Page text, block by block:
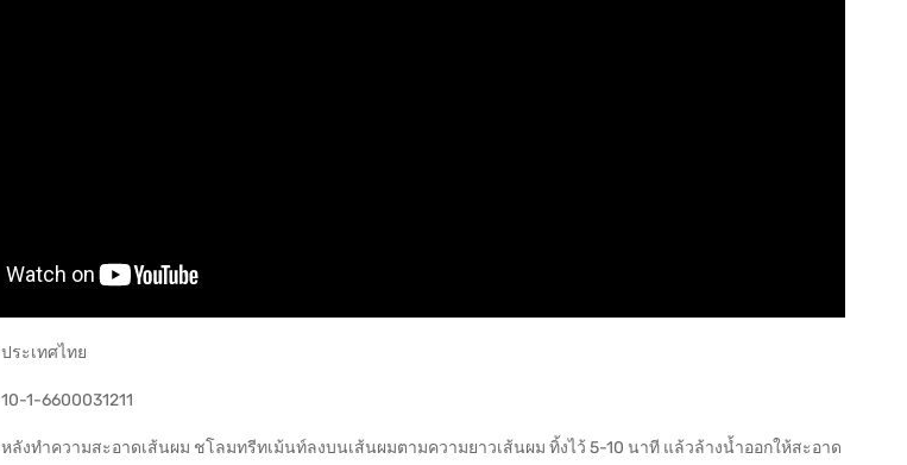
ประเทศไทย
10-1-6600031211
หลังทำความสะอาดเส้นผม ชโลมทรีทเม้นท์ลงบนเส้นผมตามความยาวเส้นผม ทิ้งไว้ 5-10 นาที แล้วล้างน้ำออกให้สะอาด